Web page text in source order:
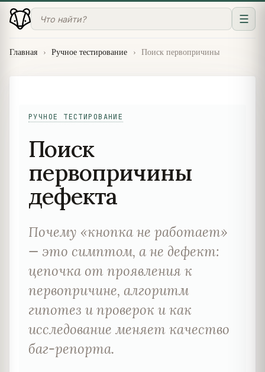
☰
Главная › Ручное тестирование › Поиск первопричины
РУЧНОЕ ТЕСТИРОВАНИЕ
Поиск
первопричины
дефекта
Почему «кнопка не работает»
— это симптом, а не дефект:
цепочка от проявления к
первопричине, алгоритм
гипотез и проверок и как
исследование меняет качество
баг-репорта.